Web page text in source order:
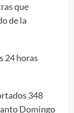
que
de la
24 horas
348
Domingo